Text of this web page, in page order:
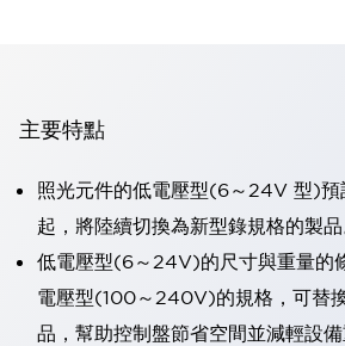
主要特點
照光元件的低電壓型(6～24V 型)
起，將陸續切換為新型錄規格的製品
低電壓型(6～24V)的尺寸與重量的
電壓型(100～240V)的規格，可替
品，幫助控制盤節省空間並減輕設備